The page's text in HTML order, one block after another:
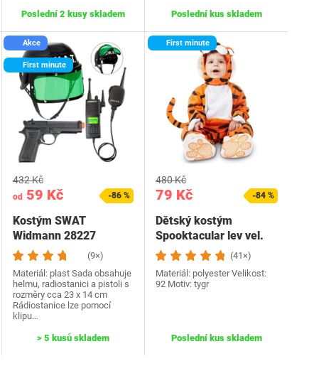
Poslední 2 kusy skladem Poslední kus skladem
Akce
First minute
od59 Kč
432 Kč
-86 %
Kostým SWAT
Widmann 28227
příslušenství
(9×)
Materiál: plast Sada obsahuje
helmu, radiostanici a pistoli s
rozměry cca 23 x 14 cm
Rádiostanice lze pomocí
klipu…
> 5 kusů skladem
First minute
79 Kč
480 Kč
-84 %
Dětský kostým
Spooktacular lev vel.
92
(41×)
Materiál: polyester Velikost:
92 Motiv: tygr
Poslední kus skladem